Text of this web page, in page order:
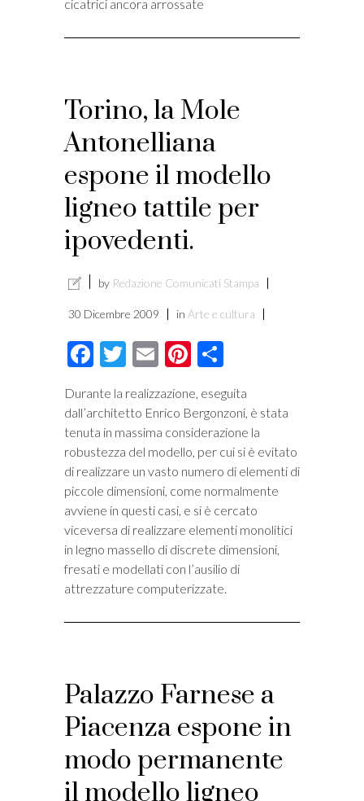
cicatrici ancora arrossate
Torino, la Mole
Antonelliana
espone il modello
ligneo tattile per
ipovedenti.
by Redazione Comunicati Stampa
30 Dicembre 2009 in Arte e cultura
Facebook
Twitter
EmailPinterest
Durante la realizzazione, eseguita
dall’architetto Enrico Bergonzoni, è stata
tenuta in massima considerazione la
robustezza del modello, per cui si è evitato
di realizzare un vasto numero di elementi di
piccole dimensioni, come normalmente
avviene in questi casi, e si è cercato
viceversa di realizzare elementi monolitici
in legno massello di discrete dimensioni,
fresati e modellati con l’ausilio di
attrezzature computerizzate.
Palazzo Farnese a
Piacenza espone in
modo permanente
il modello ligneo